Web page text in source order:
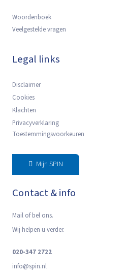
Woordenboek
Veelgestelde vragen
Legal links
Disclaimer
Cookies
Klachten
Privacyverklaring
Toestemmingsvoorkeuren
Mijn SPIN
Contact & info
Mail of bel ons.
Wij helpen u verder.
020-347 2722
info@spin.nl